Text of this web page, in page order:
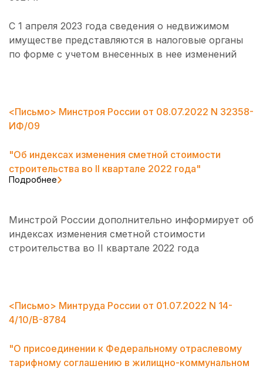
С 1 апреля 2023 года сведения о недвижимом
имуществе представляются в налоговые органы
по форме с учетом внесенных в нее изменений
<Письмо> Минстроя России от 08.07.2022 N 32358-
ИФ/09
"Об индексах изменения сметной стоимости
строительства во II квартале 2022 года"
Подробнее
Минстрой России дополнительно информирует об
индексах изменения сметной стоимости
строительства во II квартале 2022 года
<Письмо> Минтруда России от 01.07.2022 N 14-
4/10/В-8784
"О присоединении к Федеральному отраслевому
тарифному соглашению в жилищно-коммунальном